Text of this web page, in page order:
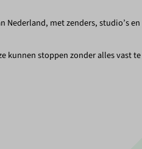
Nederland, met zenders, studio’s
kunnen stoppen zonder alles vast